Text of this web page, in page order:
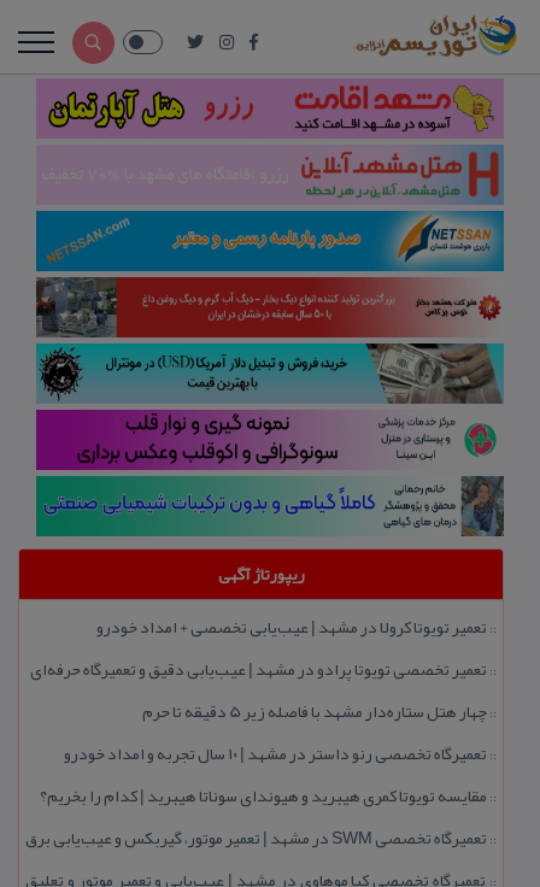
ریپورتاژ آگهی
:: تعمیر تویوتا كرولا در مشهد | عیب‌یابی تخصصی + امداد خودرو
:: تعمیر تخصصی تویوتا پرادو در مشهد | عیب‌یابی دقیق و تعمیرگاه حرفه‌ای
::چهار هتل‌ ستاره‌دار مشهد با فاصله زیر 5 دقیقه تا حرم
:: تعمیرگاه تخصصی رنو داستر در مشهد | ۱۰ سال تجربه و امداد خودرو
:: مقایسه تویوتا كمری هیبرید و هیوندای سوناتا هیبرید | كدام را بخریم؟
:: تعمیرگاه تخصصی SWM در مشهد | تعمیر موتور، گیربكس و عیب‌یابی برق
:: تعمیرگاه تخصصی كیا موهاوی در مشهد | عیب‌یابی و تعمیر موتور و تعلیق